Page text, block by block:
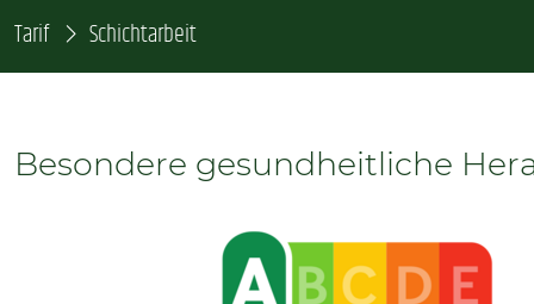
ÜBER UNS
GDL-JUGEND
Tarif Schichtarbeit
Besondere gesundheitliche